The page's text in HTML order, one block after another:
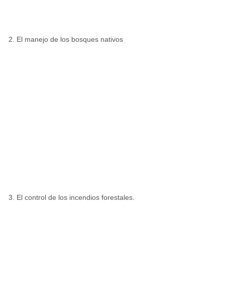
El manejo de los bosques nativos
El control de los incendios forestales.